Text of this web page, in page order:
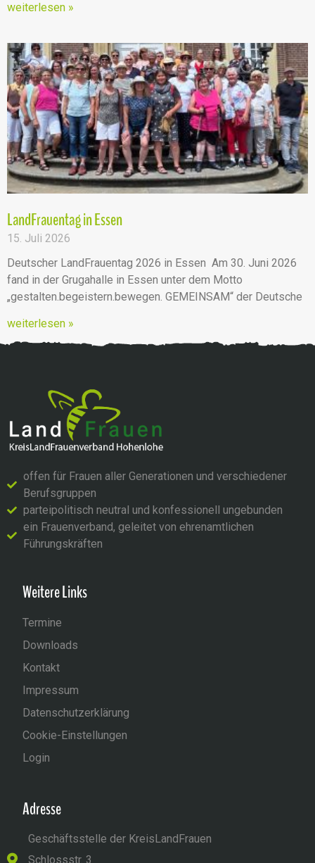
weiterlesen »
LandFrauentag in Essen
15. Juli 2026
Deutscher LandFrauentag 2026 in Essen Am 30. Juni 2026
fand in der Grugahalle in Essen unter dem Motto
„gestalten.begeistern.bewegen. GEMEINSAM“ der Deutsche
weiterlesen »
offen für Frauen aller Generationen und verschiedener
Berufsgruppen
parteipolitisch neutral und konfessionell ungebunden
ein Frauenverband, geleitet von ehrenamtlichen
Führungskräften
Weitere Links
Termine
Downloads
Kontakt
Impressum
Datenschutzerklärung
Cookie-Einstellungen
Login
Adresse
Geschäftsstelle der KreisLandFrauen
Schlossstr. 3